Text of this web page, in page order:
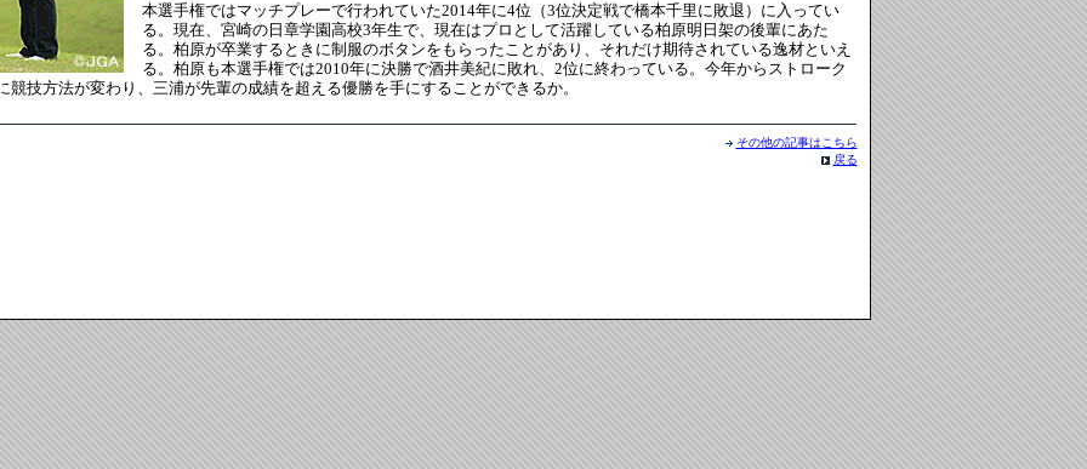
本選手権ではマッチプレーで行われていた2014年に4位（3位決定戦で橋本千里に敗退）に入ってい
る。現在、宮崎の日章学園高校3年生で、現在はプロとして活躍している柏原明日架の後輩にあた
る。柏原が卒業するときに制服のボタンをもらったことがあり、それだけ期待されている逸材といえ
る。柏原も本選手権では2010年に決勝で酒井美紀に敗れ、2位に終わっている。今年からストローク
競技方法が変わり、三浦が先輩の成績を超える優勝を手にすることができるか。
その他の記事はこちら
戻る